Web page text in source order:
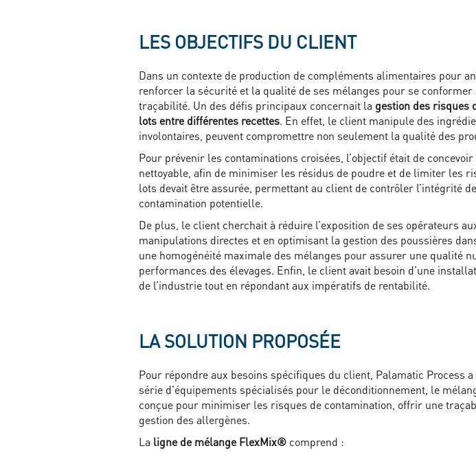
LES OBJECTIFS DU CLIENT
Dans un contexte de production de compléments alimentaires pour
renforcer la sécurité et la qualité de ses mélanges pour se
traçabilité. Un des défis principaux concernait la gestion des risques
lots entre différentes recettes. En effet, le client manipule des
involontaires, peuvent compromettre non seulement la qualité des
Pour prévenir les contaminations croisées, l’objectif était de
nettoyable, afin de minimiser les résidus de poudre et de limiter les
lots devait être assurée, permettant au client de contrôler l’intégrité
contamination potentielle.
De plus, le client cherchait à réduire l’exposition de ses opérateurs
manipulations directes et en optimisant la gestion des poussières
une homogénéité maximale des mélanges pour assurer une qualité
performances des élevages. Enfin, le client avait besoin d’une
de l’industrie tout en répondant aux impératifs de rentabilité.
LA SOLUTION PROPOSÉE
Pour répondre aux besoins spécifiques du client, Palamatic Process a
série d'équipements spécialisés pour le déconditionnement, le
conçue pour minimiser les risques de contamination, offrir une
gestion des allergènes.
La ligne de mélange FlexMix® comprend :